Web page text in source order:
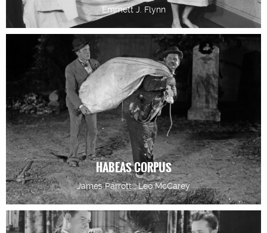
Emmett J. Flynn
HABEAS CORPUS
James Parrott , Leo McCarey